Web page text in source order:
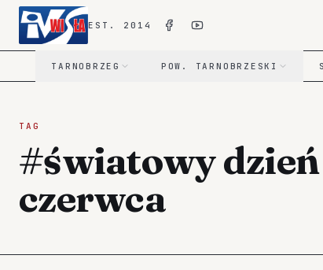
EST. 2014
TARNOBRZEG POW. TARNOBRZESKI
TAG
#światowy
czerwca